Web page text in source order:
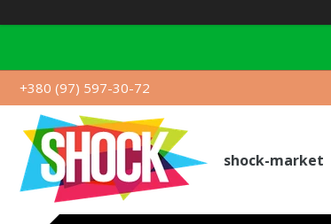
+380 (97) 597-30-72
shock-market